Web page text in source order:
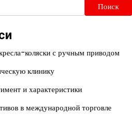
Поиск
коляски с ручным приводом
клинику
и характеристики
в международной торговле